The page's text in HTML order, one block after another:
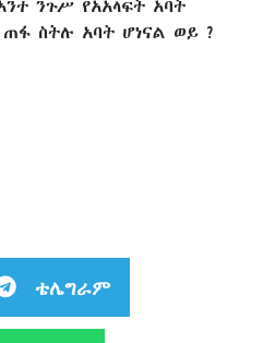
ንጉሥ የአአላፍት አባት
ስትሉ አባት ሆነናል ወይ ?
ቴሌግራም